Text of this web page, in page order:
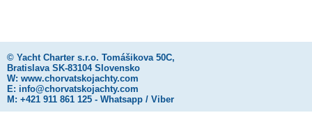
© Yacht Charter s.r.o. Tomášikova 50C,
Bratislava SK-83104 Slovensko
W: www.chorvatskojachty.com
E: info@chorvatskojachty.com
M: +421 911 861 125 - Whatsapp / Viber